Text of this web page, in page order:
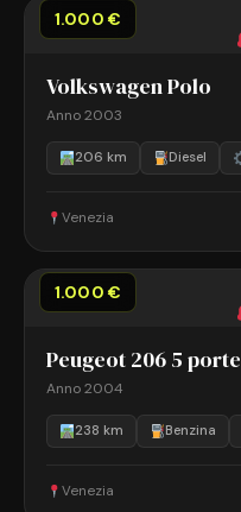
1.000 €
Volkswagen Polo
Anno 2003
206 km Diesel
Venezia
1.000 €
Peugeot 206 5 porte
Anno 2004
238 km Benzina
Venezia